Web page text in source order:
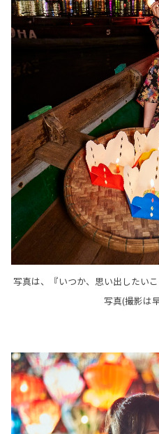
写真は、『いつか、思い出したい
写真(撮影は